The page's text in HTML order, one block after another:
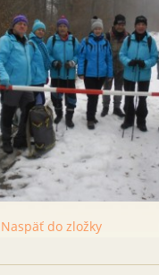
Naspäť do zložky